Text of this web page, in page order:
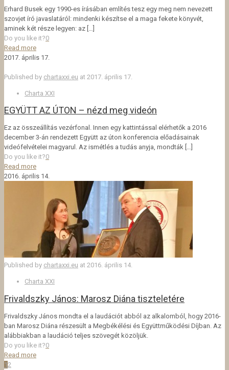
Erhard Busek egy 1990-es írásában említés tesz egy meg nem nevezett
szovjet író javaslatáról: mindenki készítse el a maga fekete könyvét,
aminek két része legyen: az […]
Do you like it?0
Read more
2017. április 17.
Published by chartaxxi.eu at 2017. április 17.
Charta XXI
EGYÜTT AZ ÚTON – nézd meg videón
Ez az összeállítás vezérfonal. Innen egy kattintással elérhetők a 2016
december 3-án rendezett Együtt az úton konferencia előadásainak
videófelvételei magyarul. Az ismétlés a tudás anyja, mondták […]
Do you like it?0
Read more
2016. április 14.
Published by chartaxxi.eu at 2016. április 14.
Charta XXI
Frivaldszky János: Marosz Diána tiszteletére
Frivaldszky János mondta el a laudációt abból az alkalomból, hogy 2016-
ban Marosz Diána részesült a Megbékélési és Együttműködési Díjban. Az
alábbiakban a laudáció teljes szövegét közöljük.
Do you like it?0
Read more
12